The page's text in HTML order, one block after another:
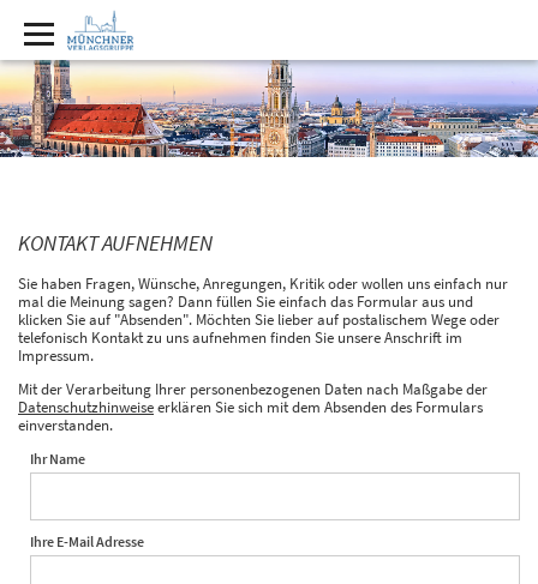
KONTAKT AUFNEHMEN
Sie haben Fragen, Wünsche, Anregungen, Kritik oder wollen uns einfach nur
mal die Meinung sagen? Dann füllen Sie einfach das Formular aus und
klicken Sie auf "Absenden". Möchten Sie lieber auf postalischem Wege oder
telefonisch Kontakt zu uns aufnehmen finden Sie unsere Anschrift im
Impressum.
Mit der Verarbeitung Ihrer personenbezogenen Daten nach Maßgabe der
Datenschutzhinweiseerklären Sie sich mit dem Absenden des Formulars
einverstanden.
Ihr Name
Ihre E-Mail Adresse